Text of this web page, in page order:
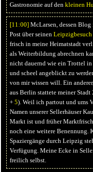
Gastronomie auf den kleinen
[11:00]McLarsen, dessen Blog
Post über seinen Leipzigbesuch
frisch in meine Heimatstadt
als Weiterbildung abrechnen
nicht dauernd wie ein Trottel in
und scheel angeblickt zu
von mir wissen will. Ein
aus Berlin stattete meiner Stadt
+ 5). Weil ich partout und ums
Namen unserer Sellerhäuser
Markt ist und früher
noch eine weitere Benennung.
Spaziergänge durch Leipzig
Verfügung. Meine Ecke in
freilich selbst.